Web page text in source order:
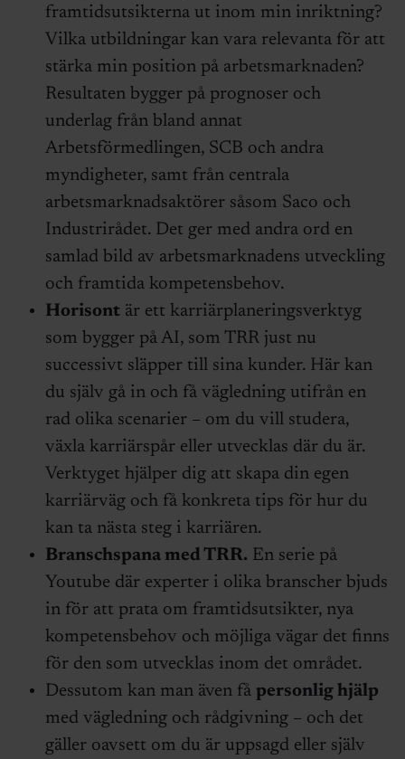
framtidsutsikterna ut inom min inriktning?
Vilka utbildningar kan vara relevanta för att
stärka min position på arbetsmarknaden?
Resultaten bygger på prognoser och
underlag från bland annat
Arbetsförmedlingen, SCB och andra
myndigheter, samt från centrala
arbetsmarknadsaktörer såsom Saco och
Industrirådet. Det ger med andra ord en
samlad bild av arbetsmarknadens utveckling
och framtida kompetensbehov.
Horisontär ett karriärplaneringsverktyg
som bygger på AI, som TRR just nu
successivt släpper till sina kunder. Här kan
du själv gå in och få vägledning utifrån en
rad olika scenarier – om du vill studera,
växla karriärspår eller utvecklas där du är.
Verktyget hjälper dig att skapa din egen
karriärväg och få konkreta tips för hur du
kan ta nästa steg i karriären.
Branschspana med TRR. En serie på
Youtube där experter i olika branscher bjuds
in för att prata om framtidsutsikter, nya
kompetensbehov och möjliga vägar det finns
för den som utvecklas inom det området.
Dessutom kan man även få personlig hjälp
med vägledning och rådgivning – och det
gäller oavsett om du är uppsagd eller själv